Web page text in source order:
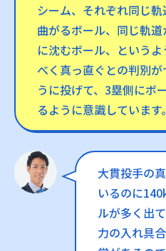
シーム、それぞれ同じ
曲がるボール、同じ軌
に沈むボール、という
べく真っ直ぐとの判別が
うに投げて、3塁側にボ
るように意識しています。
大貫投手の
いるのに
ルが多く出
力の入れ具